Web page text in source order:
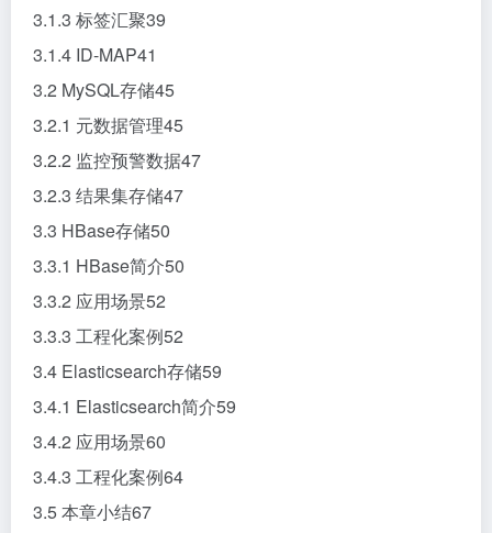
3.1.3 标签汇聚39
3.1.4 ID-MAP41
3.2 MySQL存储45
3.2.1 元数据管理45
3.2.2 监控预警数据47
3.2.3 结果集存储47
3.3 HBase存储50
3.3.1 HBase简介50
3.3.2 应用场景52
3.3.3 工程化案例52
3.4 Elasticsearch存储59
3.4.1 Elasticsearch简介59
3.4.2 应用场景60
3.4.3 工程化案例64
3.5 本章小结67